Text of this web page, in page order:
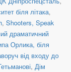
біля літака,
, Shooters, Speak
драматичний
Орлика, біля
від входу до
, Дім